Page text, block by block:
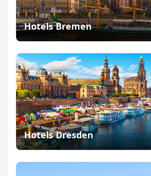
Hotels Bremen
Hotels Dresden